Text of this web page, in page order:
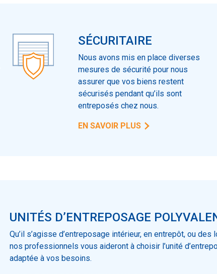
SÉCURITAIRE
Nous avons mis en place diverses
mesures de sécurité pour nous
assurer que vos biens restent
sécurisés pendant qu’ils sont
entreposés chez nous.
EN SAVOIR PLUS
UNITÉS D’ENTREPOSAGE
Qu’il s’agisse d’entreposage intérieur, en entrepôt, ou des
nos professionnels vous aideront à choisir l’unité
adaptée à vos besoins.